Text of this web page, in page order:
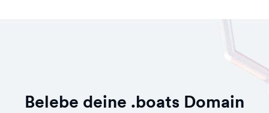
Belebe deine .boats Domain